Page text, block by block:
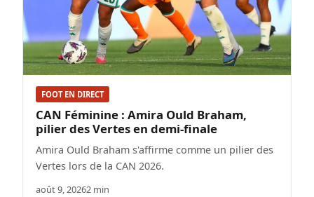
FOOT EN DIRECT
CAN Féminine : Amira Ould Braham,
pilier des Vertes en demi-finale
Amira Ould Braham s'affirme comme un pilier des
Vertes lors de la CAN 2026.
août 9, 20262 min